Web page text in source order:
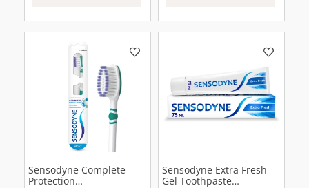
Sensodyne Complete
Protection
Sensodyne Extra Fresh
Gel Toothpaste